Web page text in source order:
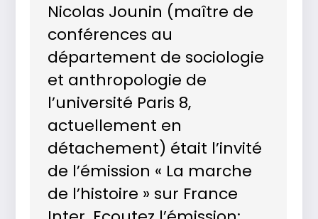
Nicolas Jounin (maître de
conférences au
département de sociologie
et anthropologie de
l’université Paris 8,
actuellement en
détachement) était l’invité
de l’émission « La marche
de l’histoire » sur France